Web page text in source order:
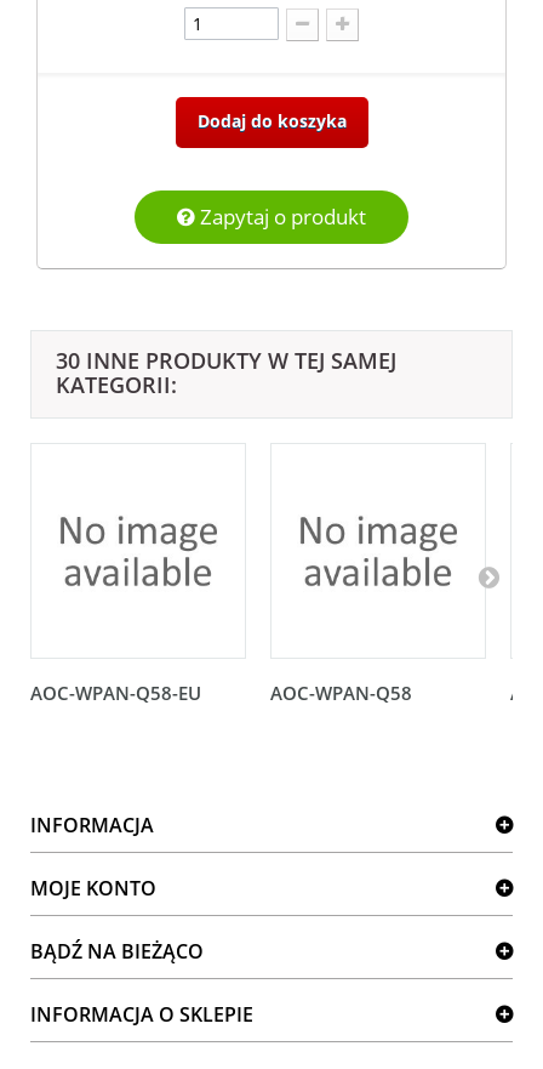
Dodaj do koszyka
Zapytaj o produkt
30 INNE PRODUKTY W TEJ SAMEJ
KATEGORII:
AOC-WPAN-Q58-EU AOC-WPAN-Q58
INFORMACJA
MOJE KONTO
BĄDŹ NA BIEŻĄCO
INFORMACJA O SKLEPIE